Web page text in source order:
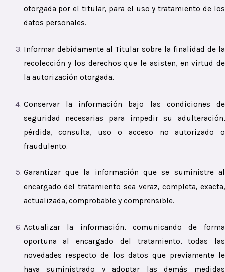
otorgada por el titular, para el uso y tratamiento de los
datos personales.
Informar debidamente al Titular sobre la finalidad de la
recolección y los derechos que le asisten, en virtud de
la autorización otorgada.
Conservar la información bajo las condiciones de
seguridad necesarias para impedir su adulteración,
pérdida, consulta, uso o acceso no autorizado o
fraudulento.
Garantizar que la información que se suministre al
encargado del tratamiento sea veraz, completa, exacta,
actualizada, comprobable y comprensible.
Actualizar la información, comunicando de forma
oportuna al encargado del tratamiento, todas las
novedades respecto de los datos que previamente le
haya suministrado y adoptar las demás medidas